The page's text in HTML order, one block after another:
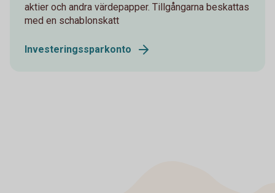
aktier och andra värdepapper. Tillgångarna beskattas
med en schablonskatt
Investeringssparkonto